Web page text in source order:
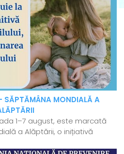
SĂPTĂMÂNA MONDIALĂ A
1–7 august, este marcată
a Alăptării, o inițiativă